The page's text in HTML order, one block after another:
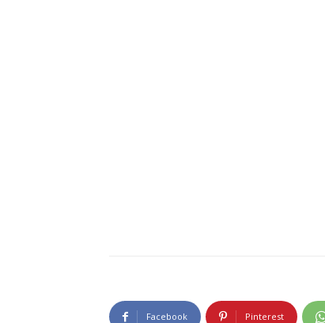
Facebook Pinterest